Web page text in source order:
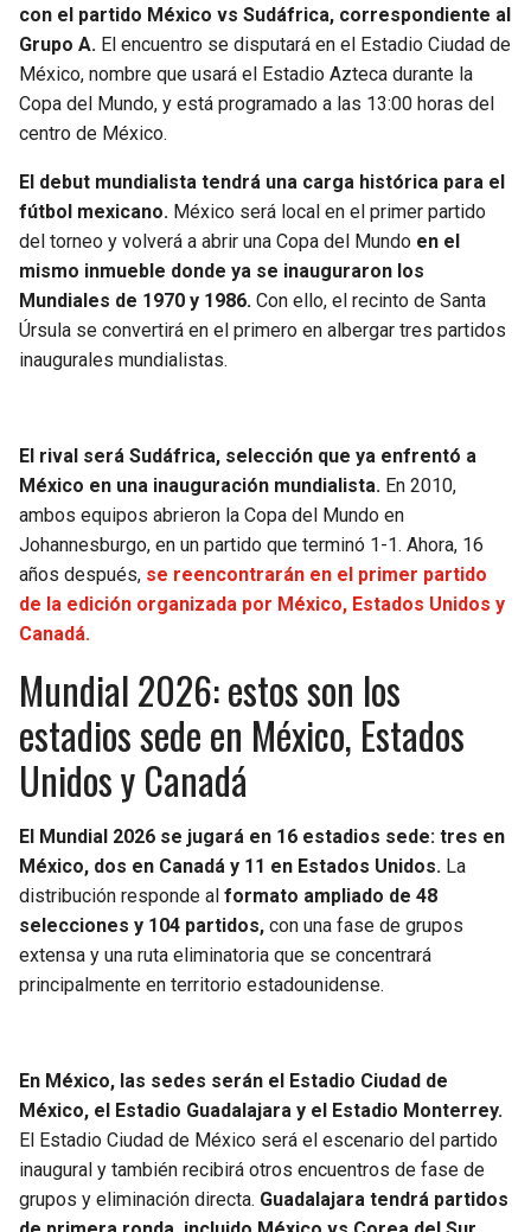
con el partido México vs Sudáfrica, correspondiente al
Grupo A. El encuentro se disputará en el Estadio Ciudad de
México, nombre que usará el Estadio Azteca durante la
Copa del Mundo, y está programado a las 13:00 horas del
centro de México.
El debut mundialista tendrá una carga histórica para el
fútbol mexicano. México será local en el primer partido
del torneo y volverá a abrir una Copa del Mundo en el
mismo inmueble donde ya se inauguraron los
Mundiales de 1970 y 1986. Con ello, el recinto de Santa
Úrsula se convertirá en el primero en albergar tres partidos
inaugurales mundialistas.
El rival será Sudáfrica, selección que ya enfrentó a
México en una inauguración mundialista. En 2010,
ambos equipos abrieron la Copa del Mundo en
Johannesburgo, en un partido que terminó 1-1. Ahora, 16
años después, se reencontrarán en el primer partido
de la edición organizada por México, Estados Unidos y
Canadá.
Mundial 2026: estos son los
estadios sede en México, Estados
Unidos y Canadá
El Mundial 2026 se jugará en 16 estadios sede: tres en
México, dos en Canadá y 11 en Estados Unidos. La
distribución responde al formato ampliado de 48
selecciones y 104 partidos, con una fase de grupos
extensa y una ruta eliminatoria que se concentrará
principalmente en territorio estadounidense.
En México, las sedes serán el Estadio Ciudad de
México, el Estadio Guadalajara y el Estadio Monterrey.
El Estadio Ciudad de México será el escenario del partido
inaugural y también recibirá otros encuentros de fase de
grupos y eliminación directa. Guadalajara tendrá partidos